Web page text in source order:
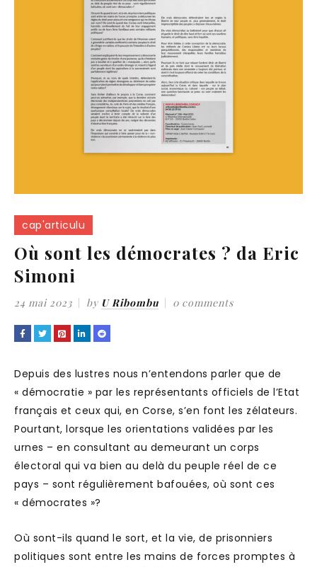
cap'articulu
Où sont les démocrates ? da Eric
Simoni
24 mai 2023 by U Ribombu 0 comments
Depuis des lustres nous n’entendons parler que de
« démocratie » par les représentants officiels de l’Etat
français et ceux qui, en Corse, s’en font les zélateurs.
Pourtant, lorsque les orientations validées par les
urnes – en consultant au demeurant un corps
électoral qui va bien au delà du peuple réel de ce
pays – sont régulièrement bafouées, où sont ces
« démocrates »?
Où sont-ils quand le sort, et la vie, de prisonniers
politiques sont entre les mains de forces promptes à